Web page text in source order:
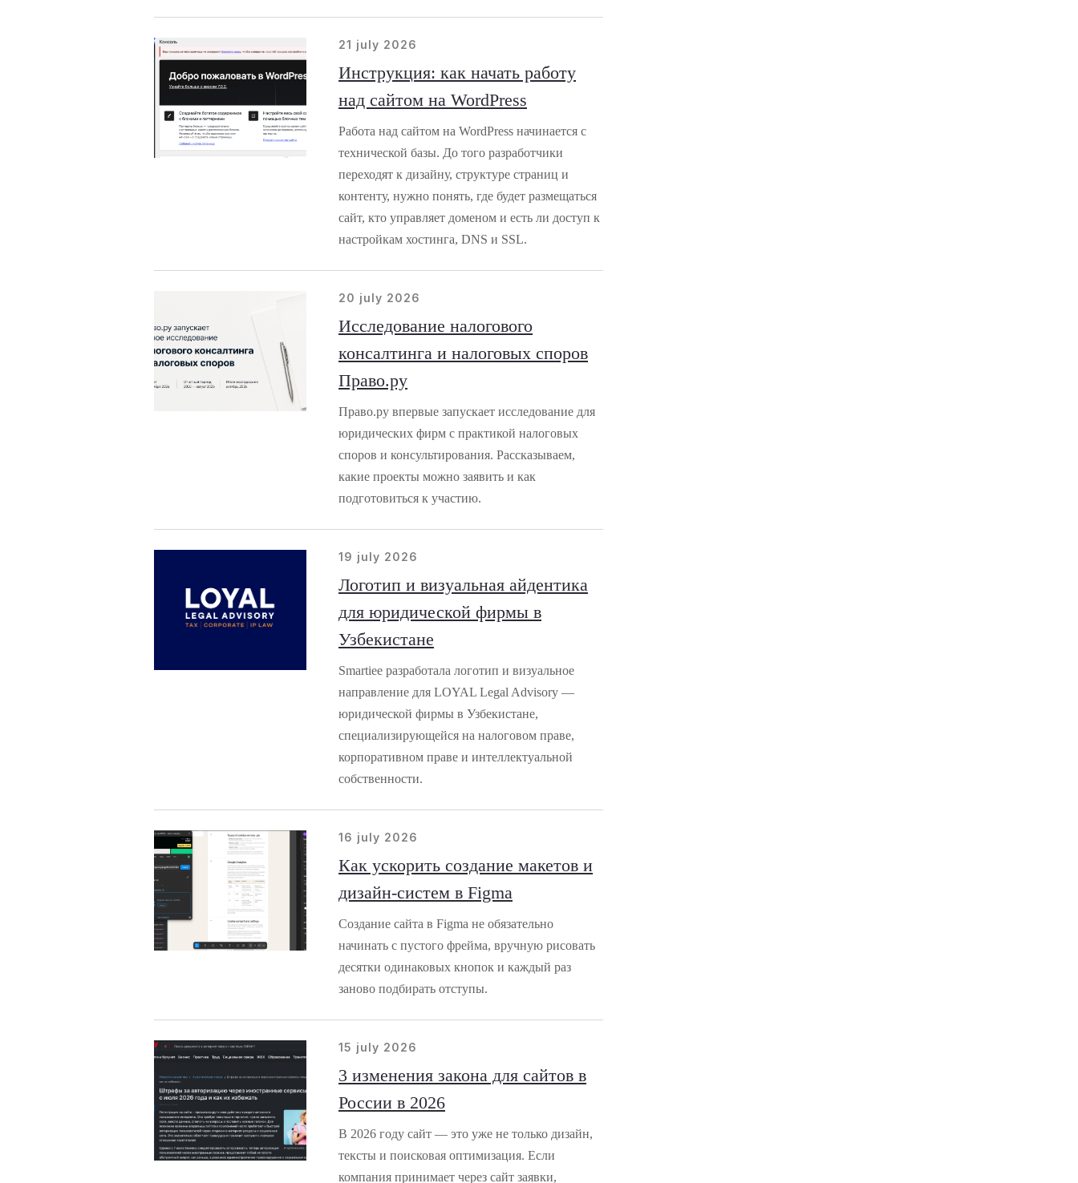
21 july 2026
Инструкция: как начать работу
над сайтом на WordPress
Работа над сайтом на WordPress начинается с
технической базы. До того разработчики
переходят к дизайну, структуре страниц и
контенту, нужно понять, где будет размещаться
сайт, кто управляет доменом и есть ли доступ к
настройкам хостинга, DNS и SSL.
20 july 2026
Исследование налогового
консалтинга и налоговых споров
Право.ру
Право.ру впервые запускает исследование для
юридических фирм с практикой налоговых
споров и консультирования. Рассказываем,
какие проекты можно заявить и как
подготовиться к участию.
19 july 2026
Логотип и визуальная айдентика
для юридической фирмы в
Узбекистане
Smartiee разработала логотип и визуальное
направление для LOYAL Legal Advisory —
юридической фирмы в Узбекистане,
специализирующейся на налоговом праве,
корпоративном праве и интеллектуальной
собственности.
16 july 2026
Как ускорить создание макетов и
дизайн-систем в Figma
Создание сайта в Figma не обязательно
начинать с пустого фрейма, вручную рисовать
десятки одинаковых кнопок и каждый раз
заново подбирать отступы.
15 july 2026
3 изменения закона для сайтов в
России в 2026
В 2026 году сайт — это уже не только дизайн,
тексты и поисковая оптимизация. Если
компания принимает через сайт заявки,